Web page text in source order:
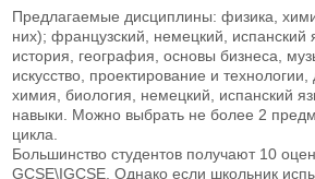
Предлагаемые дисциплины: физика,
них); французский, немецкий, испанский
история, география, основы бизнеса,
искусство, проектирование и
химия, биология, немецкий, испанский
навыки. Можно выбрать не более 2
цикла.
Большинство студентов получают 10
GCSE\IGCSE. Однако если школьник